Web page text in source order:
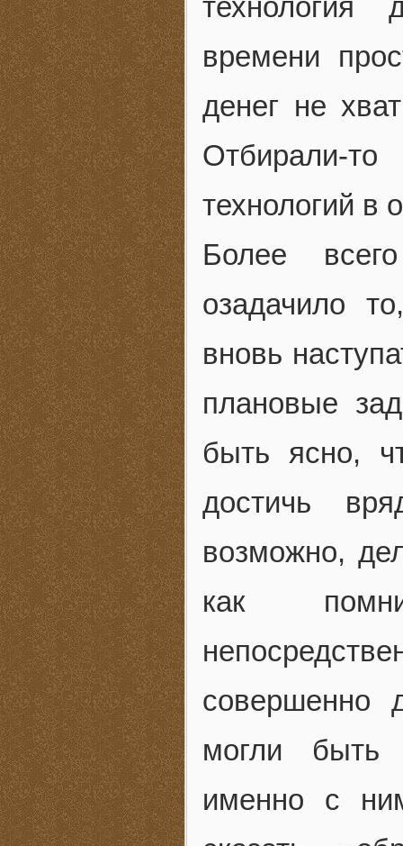
времени
денег не
Отбирали-
технологий в
Более
озадачило
вновь
плановые
быть ясно,
достичь
возможно,
как
совершенно
могли быть
именно с